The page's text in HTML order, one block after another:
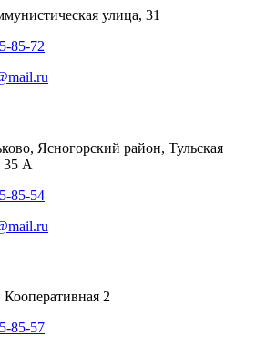
улица, 31
85-72
Ясногорский район, Тульская
35 А
85-54
Кооперативная 2
85-57